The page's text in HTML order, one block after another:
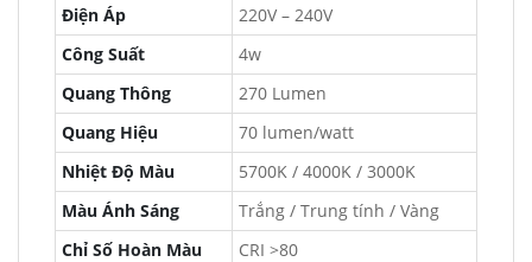
Điện Áp
220V – 240V
Công Suất
4w
Quang Thông
270 Lumen
Quang Hiệu
70 lumen/watt
Nhiệt Độ Màu
5700K / 4000K / 3000K
Màu Ánh Sáng
Trắng / Trung tính / Vàng
Chỉ Số Hoàn Màu
CRI >80